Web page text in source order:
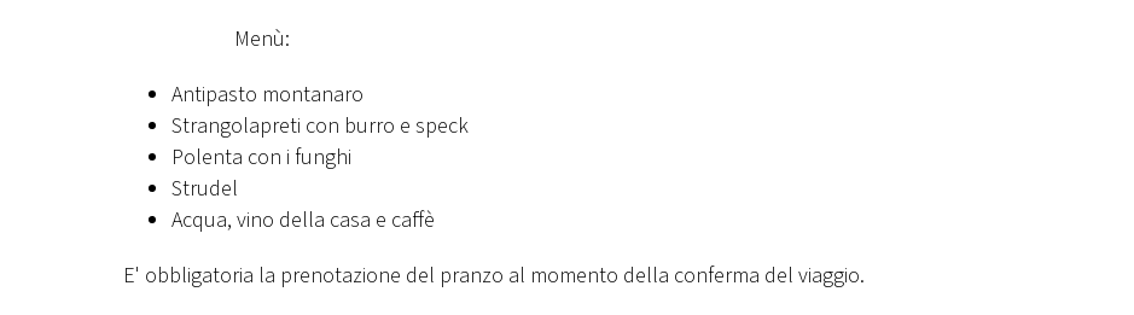
Menù:
Antipasto montanaro
Strangolapreti con burro e speck
Polenta con i funghi
Strudel
Acqua, vino della casa e caffè
E' obbligatoria la prenotazione del pranzo al momento della conferma del viaggio.